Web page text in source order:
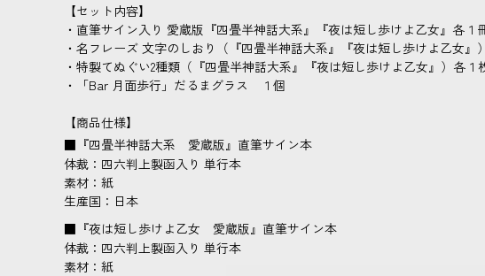
【セット内容】
・直筆サイン入り 愛蔵版『四畳半神話大系』『夜は短し歩けよ乙女』各１
・名フレーズ 文字のしおり（『四畳半神話大系』『夜は短し歩けよ乙女』
・特製てぬぐい2種類（『四畳半神話大系』『夜は短し歩けよ乙女』）各１
・「Bar 月面歩行」だるまグラス １個
【商品仕様】
■『四畳半神話大系 愛蔵版』直筆サイン本
体裁：四六判上製函入り 単行本
素材：紙
生産国：日本
■『夜は短し歩けよ乙女 愛蔵版』直筆サイン本
体裁：四六判上製函入り 単行本
素材：紙